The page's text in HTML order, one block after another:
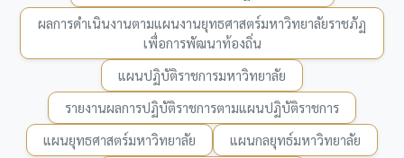
ผลการดำเนินงานตามแผนงานยุทธศาสตร์มหาวิทยาลัยราชภัฏ
เพื่อการพัฒนาท้องถิ่น
แผนปฏิบัติราชการมหาวิทยาลัย
รายงานผลการปฏิบัติราชการตามแผนปฏิบัติราชการ
แผนยุทธศาสตร์มหาวิทยาลัย
แผนกลยุทธ์มหาวิทยาลัย